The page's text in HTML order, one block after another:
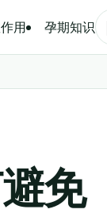
用 孕期知识
免